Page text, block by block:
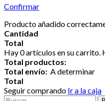
Confirmar
Producto añadido
Cantidad
Total
Hay0artículos en su carrito.
Total productos:
Total envío: A determinar
Total
Seguir comprando Ir a la caja